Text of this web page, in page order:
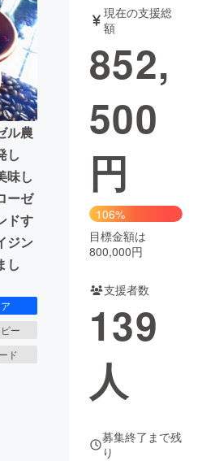
音楽
ジェット ゲーム・サ
活性化
Good
CAMPFIRE Creation
税
コミュニティ
ル農
し
味し
ーゼ
ドす
ジン
し
ー
ド
現在の支援総
額
852,
500
円
106%
目標金額は
800,000円
支援者数
139
人
募集終了まで残
り